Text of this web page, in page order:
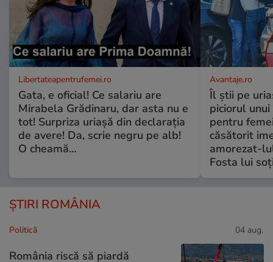
Libertateapentrufemei.ro
Gata, e oficial! Ce salariu are
Mirabela Grădinaru, dar asta nu e
tot! Surpriza uriașă din declarația
de avere! Da, scrie negru pe alb!
O cheamă…
Avantaje.ro
Îl știi pe
piciorul
pentru
căsătorit
amorezat-
Fosta lui
ȘTIRI ROMÂNIA
Politică 04 aug.
România riscă să piardă